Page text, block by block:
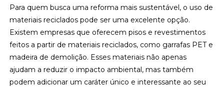
Para quem busca uma reforma mais sustentável, o uso de
materiais reciclados pode ser uma excelente opção.
Existem empresas que oferecem pisos e revestimentos
feitos a partir de materiais reciclados, como garrafas PET e
madeira de demolição. Esses materiais não apenas
ajudam a reduzir o impacto ambiental, mas também
podem adicionar um caráter único e interessante ao seu